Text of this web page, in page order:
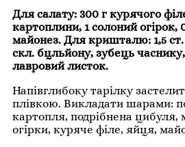
Для салату: 300 г курячого
картоплини, 1 солоний огірок,
майонез. Для кришталю: 1,5
скл. бцльйону, зубець
лавровий листок.
Напівглибоку тарілку
плівкою. Викладати шарами:
картопля, подрібнена цибуля,
огірки, куряче філе, яйця,